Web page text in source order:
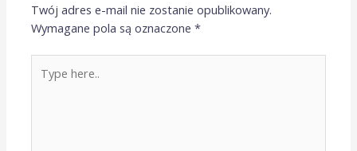
Twój adres e-mail nie zostanie opublikowany.
Wymagane pola są oznaczone*
here..